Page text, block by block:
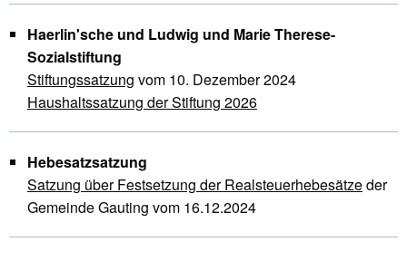
Haerlin'sche und Ludwig und Marie Therese-
Sozialstiftung
Stiftungssatzung vom 10. Dezember 2024
Haushaltssatzung der Stiftung 2026
Hebesatzsatzung
Satzung über Festsetzung der Realsteuerhebesätzeder
Gemeinde Gauting vom 16.12.2024